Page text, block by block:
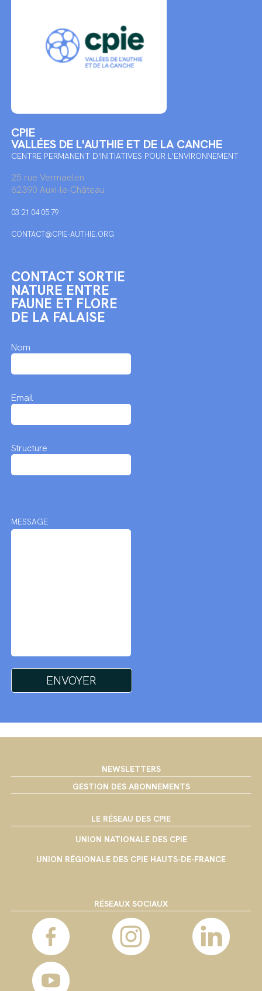
CPIE
VALLÉES DE L'AUTHIE ET DE LA CANCHE
CENTRE PERMANENT D'INITIATIVES POUR L'ENVIRONNEMENT
25 rue Vermaelen
62390 Auxi-le-Château
03 21 04 05 79
CONTACT@CPIE-AUTHIE.ORG
CONTACT SORTIE
NATURE ENTRE
FAUNE ET FLORE
DE LA FALAISE
Nom
Email
Structure
MESSAGE
NEWSLETTERS
GESTION DES ABONNEMENTS
LE RÉSEAU DES CPIE
UNION NATIONALE DES CPIE
UNION RÉGIONALE DES CPIE HAUTS-DE-FRANCE
RÉSEAUX SOCIAUX